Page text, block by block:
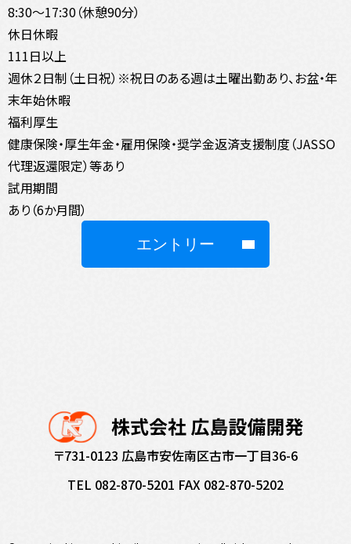
8:30～17:30（休憩90分）
休日休暇
111日以上
週休２日制（土日祝）※祝日のある週は土曜出勤あり、お盆・年
末年始休暇
福利厚生
健康保険・厚生年金・雇用保険・奨学金返済支援制度（JASSO
代理返還限定）等あり
試用期間
あり（6か月間）
エントリー
〒731-0123 広島市安佐南区古市一丁目36-6
TEL 082-870-5201 FAX 082-870-5202